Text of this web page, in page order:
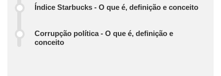
Índice Starbucks - O que é, definição e conceito
Corrupção política - O que é, definição e
conceito